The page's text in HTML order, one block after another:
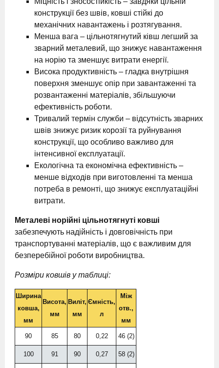
конструкції без швів, ковші стійкі до
механічних навантажень і розтягування.
Менша вага – цільнотягнутий ківш легший за
зварний металевий, що знижує навантаження
на норію та зменшує витрати енергії.
Висока продуктивність – гладка внутрішня
поверхня зменшує опір при завантаженні та
розвантаженні матеріалів, збільшуючи
ефективність роботи.
Тривалий термін служби – відсутність зварних
швів знижує ризик корозії та руйнування
конструкції, що особливо важливо для
інтенсивної експлуатації.
Екологічна та економічна ефективність –
менше відходів при виготовленні та менша
потреба в ремонті, що знижує експлуатаційні
витрати.
Металеві норійні цільнотягнуті ковші
забезпечують надійність і довговічність при
транспортуванні матеріалів, що є важливим для
безперебійної роботи виробництва.
Розміри ковшів у таблиці:
Ширина
ковша,
мм
Висота,
мм
Виліт,
мм
Ємність,
л
Між
отв.,
мм
90 85 80 0,22 46 (2)
100 91 90 0,27 58 (2)